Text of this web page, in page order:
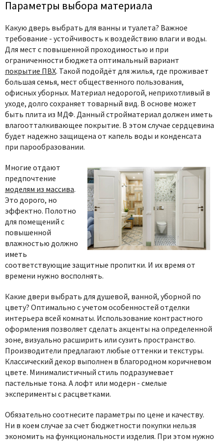
Параметры выбора материала
Какую дверь выбрать для ванны и туалета? Важное
требование - устойчивость к воздействию влаги и воды.
Для мест с повышенной проходимостью и при
ограниченности бюджета оптимальный вариант
покрытие ПВХ. Такой подойдёт для жилья, где проживает
большая семья, мест общественного пользования,
офисных уборных. Материал недорогой, неприхотливый в
уходе, долго сохраняет товарный вид. В основе может
быть плита из МДФ. Данный стройматериал должен иметь
влагоотталкивающее покрытие. В этом случае сердцевина
будет надежно защищена от капель воды и конденсата
при парообразовании.
Многие отдают
предпочтение
моделям из массива.
Это дорого, но
эффектно. Полотно
для помещений с
повышенной
влажностью должно
иметь
соответствующие защитные пропитки. И их время от
времени нужно восполнять.
Какие двери выбрать для душевой, ванной, уборной по
цвету? Оптимально с учетом особенностей отделки
интерьера всей комнаты. Использование контрастного
оформления позволяет сделать акценты на определенной
зоне, визуально расширить или сузить пространство.
Производители предлагают любые оттенки и текстуры.
Классический декор выполнен в благородном коричневом
цвете. Минималистичный стиль подразумевает
пастельные тона. А лофт или модерн - смелые
эксперименты с расцветками.
Обязательно соотнесите параметры по цене и качеству.
Ни в коем случае за счет бюджетности покупки нельзя
экономить на функциональности изделия. При этом нужно